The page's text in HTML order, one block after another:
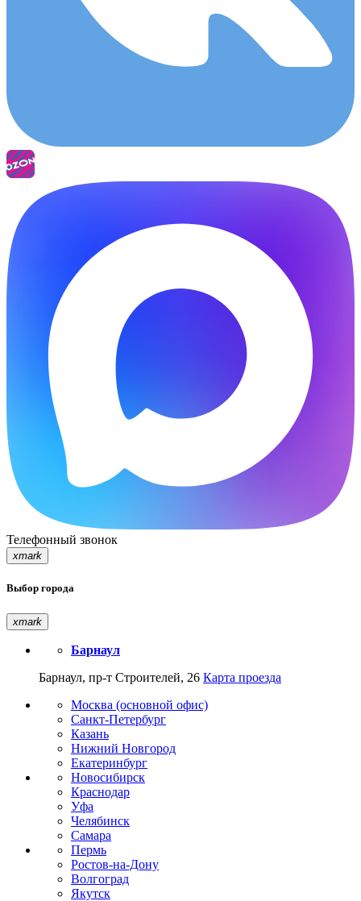
Телефонный звонок
xmark
Выбор города
xmark
Барнаул
Барнаул, пр-т Строителей, 26 Карта проезда
Москва (основной офис)
Санкт-Петербург
Казань
Нижний Новгород
Екатеринбург
Новосибирск
Краснодар
Уфа
Челябинск
Самара
Пермь
Ростов-на-Дону
Волгоград
Якутск